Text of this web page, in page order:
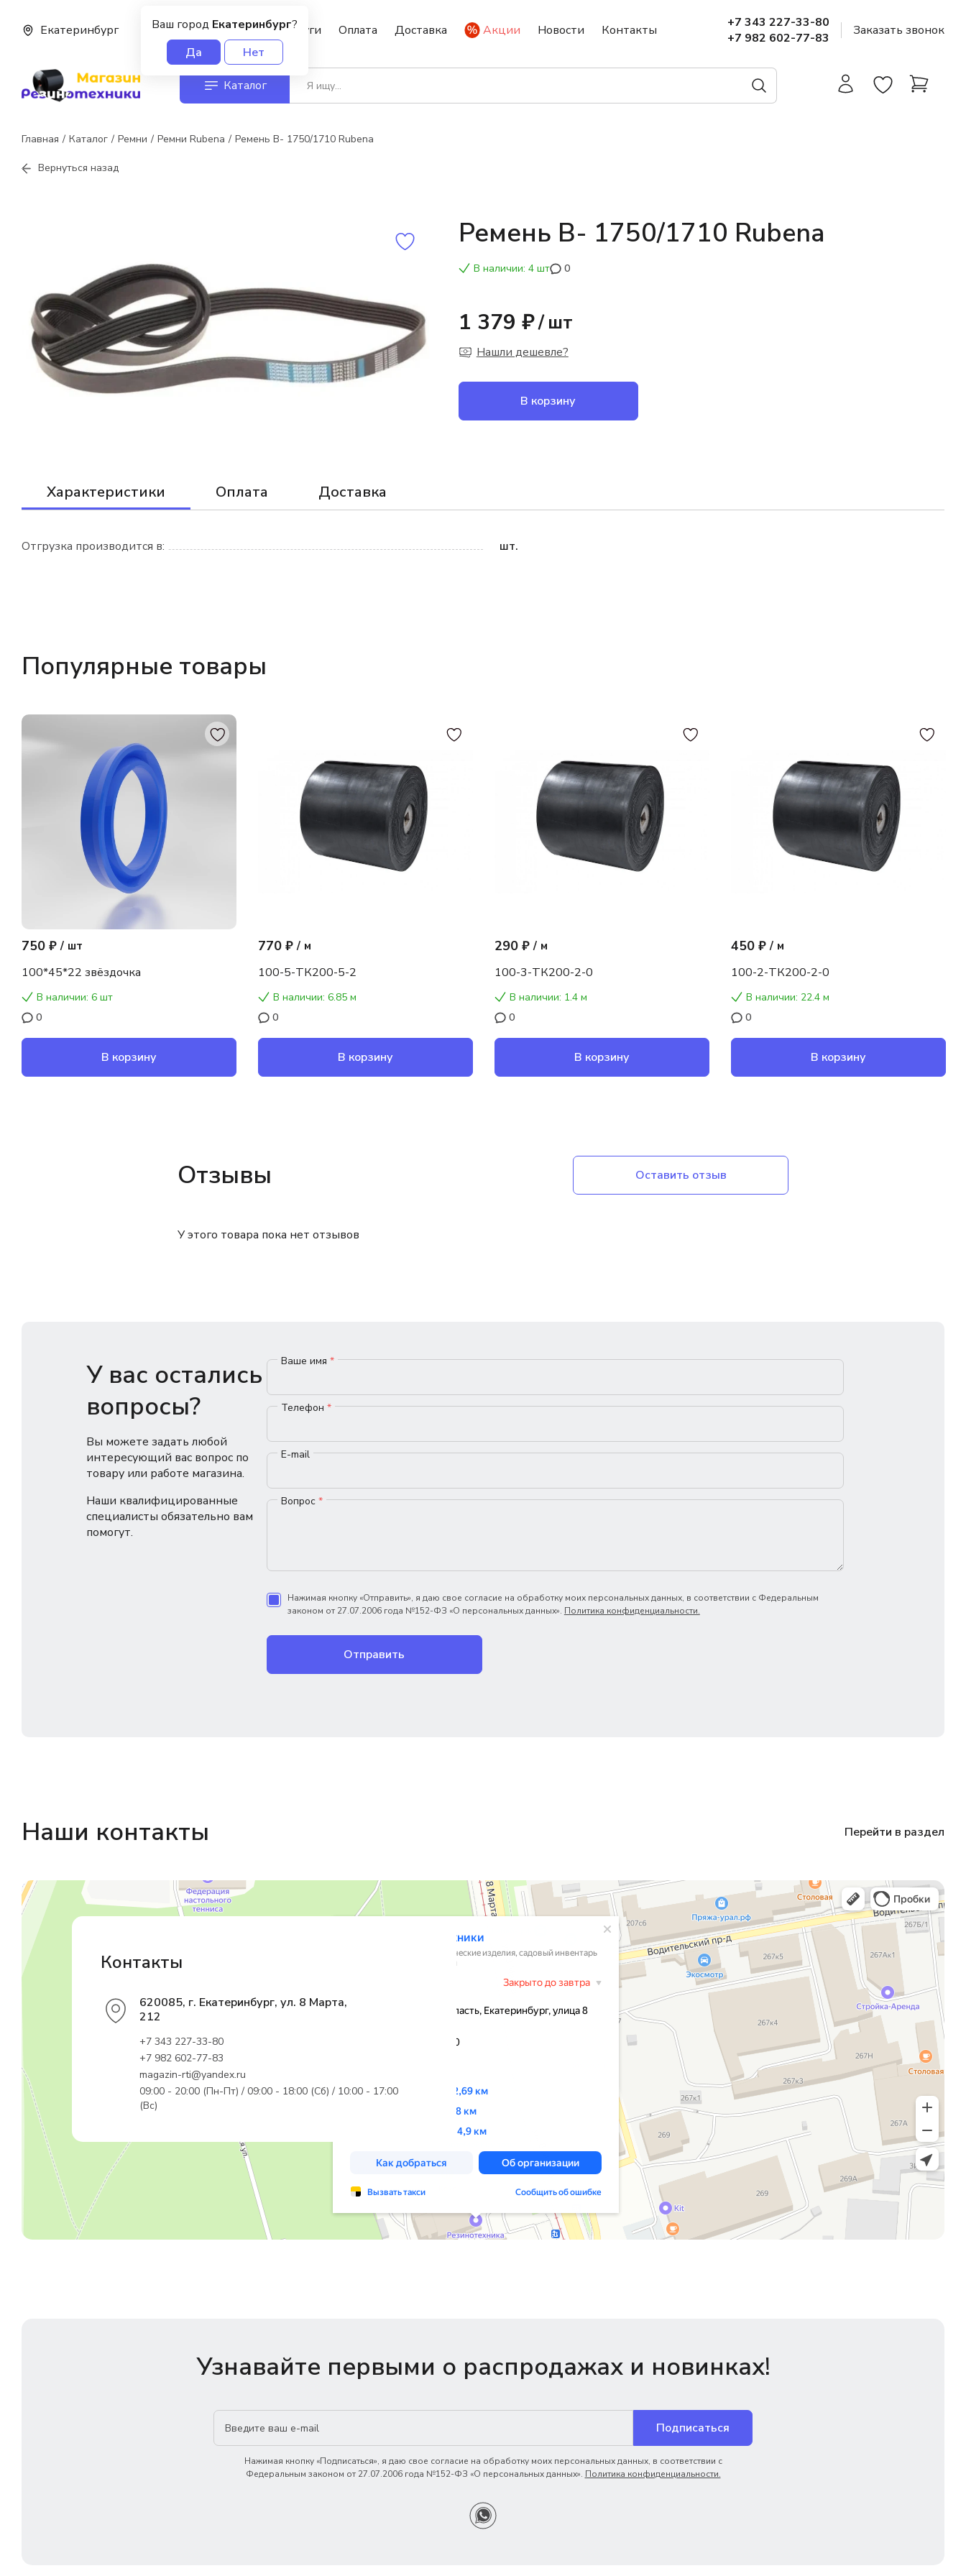
Ваш город Екатеринбург?
Да
Нет
Екатеринбург О нас Услуги Оплата Доставка Акции Новости Контакты
+7 343 227-33-80
+7 982 602-77-83
Заказать звонок
Каталог
Главная Каталог Ремни Ремни Rubena Ремень В- 1750/1710 Rubena
Вернуться назад
Ремень В- 1750/1710 Rubena
В наличии: 4 шт 0
1 379 ₽/ шт
Нашли дешевле?
В корзину
Характеристики Оплата Доставка
Отгрузка производится в: шт.
Популярные товары
750 ₽ / шт
100*45*22 звёздочка
В наличии: 6 шт
0
В корзину
770 ₽ / м
100-5-ТК200-5-2
В наличии: 6.85 м
0
В корзину
290 ₽ / м
100-3-ТК200-2-0
В наличии: 1.4 м
0
В корзину
450 ₽ / м
100-2-ТК200-2-0
В наличии: 22.4 м
0
В корзину
Отзывы Оставить отзыв
У этого товара пока нет отзывов
У вас остались
вопросы?
Вы можете задать любой
интересующий вас вопрос по
товару или работе магазина.
Наши квалифицированные
специалисты обязательно вам
помогут.
Ваше имя *
Телефон *
E-mail
Вопрос *
Нажимая кнопку «Отправить», я даю свое согласие на обработку моих персональных данных, в соответствии с Федеральным
законом от 27.07.2006 года №152-ФЗ «О персональных данных». Политика конфиденциальности.
Отправить
Наши контакты Перейти в раздел
Магазин резинотехники
Резиновые и резинотехнические изделия в Екатеринбурге
Садовый инвентарь и техника в Екатеринбурге
Контакты
620085, г. Екатеринбург, ул. 8 Марта,
212
+7 343 227-33-80
+7 982 602-77-83
magazin-rti@yandex.ru
09:00 - 20:00 (Пн-Пт) / 09:00 - 18:00 (Сб) / 10:00 - 17:00
(Вс)
Узнавайте первыми о распродажах и новинках!
Подписаться
Нажимая кнопку «Подписаться», я даю свое согласие на обработку моих персональных данных, в соответствии с
Федеральным законом от 27.07.2006 года №152-ФЗ «О персональных данных». Политика конфиденциальности.